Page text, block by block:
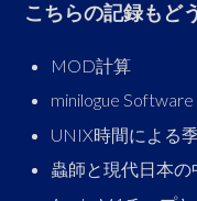
こちらの記録もど
MOD計算
minilogue
UNIX時間による
蟲師と現代日本の